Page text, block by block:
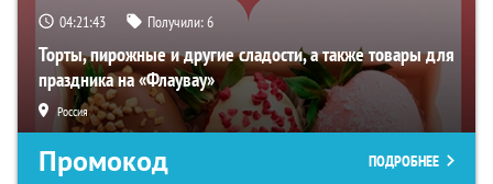
04:21:42 Получили:6
Торты, пирожные и другие сладости, а также товары для
праздника на «Флаувау»
Россия
Промокод ПОДРОБНЕЕ